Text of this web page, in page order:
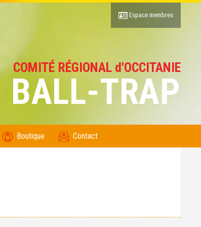
COMITÉ RÉGIONAL d'OCCITANIE
BALL-TRAP
Espace membres
Boutique Contact